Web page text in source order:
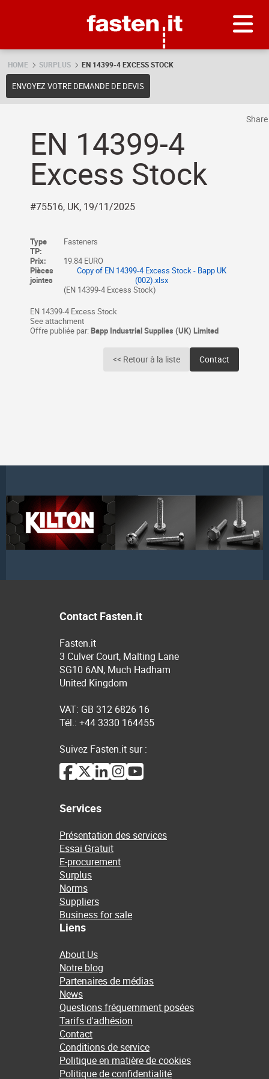
HOME SURPLUS EN 14399-4 EXCESS STOCK
ENVOYEZ VOTRE DEMANDE DE DEVIS
EN 14399-4
Excess Stock
#75516, UK, 19/11/2025
Type
TP:
Fasteners
Prix:
19.84 EURO
Pièces
jointes
Copy of EN 14399-4 Excess Stock - Bapp UK
(002).xlsx
(EN 14399-4 Excess Stock)
EN 14399-4 Excess Stock
See attachment
Offre publiée par: Bapp Industrial Supplies (UK) Limited
<< Retour à la liste Contact
Share
Contact Fasten.it
Fasten.it
3 Culver Court, Malting Lane
SG10 6AN, Much Hadham
United Kingdom
VAT: GB 312 6826 16
Tél.: +44 3330 164455
Suivez Fasten.it sur :
Services
Présentation des services
Essai Gratuit
E-procurement
Surplus
Norms
Suppliers
Business for sale
Liens
About Us
Notre blog
Partenaires de médias
News
Questions fréquemment posées
Tarifs d'adhésion
Contact
Conditions de service
Politique en matière de cookies
Politique de confidentialité